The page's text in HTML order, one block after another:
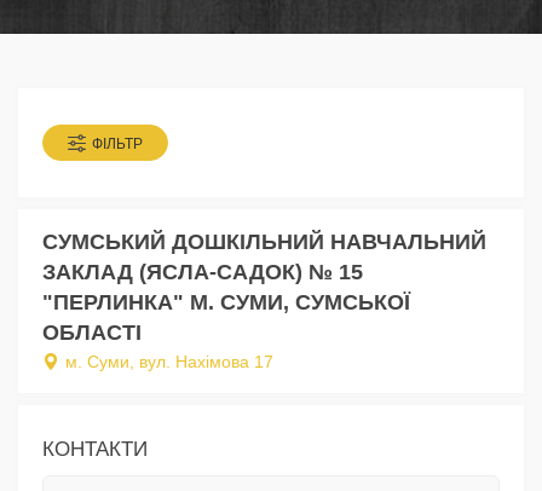
ФІЛЬТР
СУМСЬКИЙ ДОШКІЛЬНИЙ НАВЧАЛЬНИЙ
ЗАКЛАД (ЯСЛА-САДОК) № 15
"ПЕРЛИНКА" М. СУМИ, СУМСЬКОЇ
ОБЛАСТІ
м. Суми, вул. Нахімова 17
КОНТАКТИ